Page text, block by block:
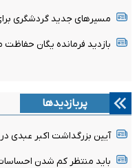
مسیرهای جدید گردشگری
بازدید فرمانده یگان
پربازدیدها
آیین بزرگداشت اکبر عبدی
باید منتظر کم شدن